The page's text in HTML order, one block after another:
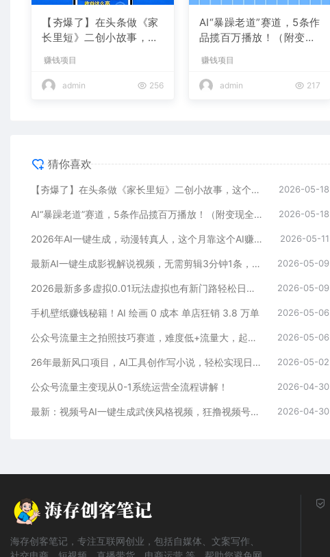
【夯爆了】在头条做《家
长里短》二创小故事，这
赚钱项目
admin 256
AI“暴躁老道”赛道，5条作
品揽百万播放！（附变现
赚钱项目
admin 217
猜你喜欢
【夯爆了】在头条做《家长里短》二创小故事，这个月收益2w+ 2026-05-18
AI“暴躁老道”赛道，5条作品揽百万播放！（附变现全攻略） 2026-05-18
2026年AI一键生成，动漫转真人，这个月靠这个AI赚了2W+ 2026-05-11
最新AI一键生成影视解说视频，无需剪辑3分钟1条，条条爆款，多平台变现日入2000+ 2026-05-09
2026最新多多虚拟0.01玩法虚拟也有新门路轻松日入2500! 2026-05-09
手机壁纸赚钱秘籍！AI 绘画 0 成本 单店狂销 3.8 万单 2026-05-06
公众号流量主之拍照技巧赛道，难度低+流量大，起号第一篇就爆了10w阅读！ 2026-05-06
26年最新风口项目，AI工具创作写小说，轻松实现日入1000+ 2026-05-02
公众号流量主变现从0-1系统运营全流程讲解！ 2026-04-30
最新：视频号AI一键生成武侠风格视频，狂撸视频号分成收益，学完轻松日入1000+ 2026-04-30
海存创客笔记，专注互联网创业，包括自媒体、文案写作、